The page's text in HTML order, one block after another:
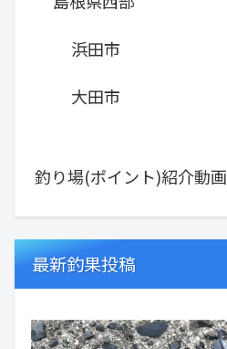
浜田市
大田市
釣り場(ポイント)紹介動画
最新釣果投稿